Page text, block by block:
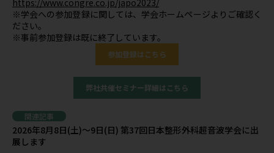
https://www.congre.co.jp/japo2023/
※学会への参加登録に関しては、学会ホームページよりご確認く
ださい。
※事前参加登録は既に終了しています。
参加登録はこちら
弊社共催セミナー詳細はこちら
関連記事
2026年8月8日(土)～9日(日) 第37回日本整形外科超音波学会に出
展します